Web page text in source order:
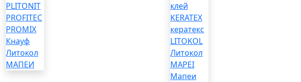
PLITONIT
PROFITEC
PROMIX
Кнауф
Литокол
МАПЕИ
клей
KERATEX
кератекс
LITOKOL
Литокол
MAPEI
Мапеи